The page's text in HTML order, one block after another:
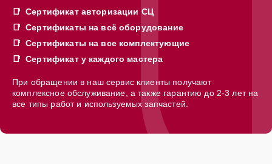
Сертификат авторизации СЦ
Сертификаты на всё оборудование
Сертификаты на все комплектующие
Сертификат у каждого мастера
При обращении в наш сервис клиенты получают
комплексное обслуживание, а также гарантию до 2-3 лет на
все типы работ и используемых запчастей.